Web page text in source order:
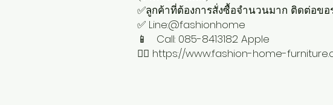
✅ลูกค้าที่ต้องการสั่งซื้อจำนวนมาก ติดต่อขอ
✅ Line:@fashionhome
📱 Call: 085-8413182 Apple
👆🏻 https://www.fashion-home-